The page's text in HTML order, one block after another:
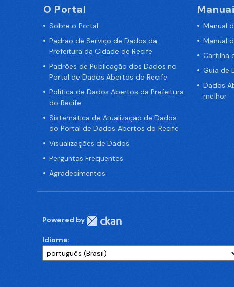
O Portal
Sobre o Portal
Padrão de Serviço de Dados da
Prefeitura da Cidade de Recife
Padrões de Publicação dos Dados no
Portal de Dados Abertos do Recife
Política de Dados Abertos da Prefeitura
do Recife
Sistemática de Atualização de Dados
do Portal de Dados Abertos do Recife
Visualizações de Dados
Perguntas Frequentes
Agradecimentos
Manual
Manual
Cartilha
Guia de
Dados
melhor
Powered by
Idioma